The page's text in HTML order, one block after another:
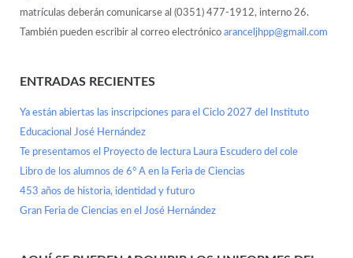
matrículas deberán comunicarse al (0351) 477-1912, interno 26.
También pueden escribir al correo electrónico aranceljhpp@gmail.com
ENTRADAS RECIENTES
Ya están abiertas las inscripciones para el Ciclo 2027 del Instituto
Educacional José Hernández
Te presentamos el Proyecto de lectura Laura Escudero del cole
Libro de los alumnos de 6° A en la Feria de Ciencias
453 años de historia, identidad y futuro
Gran Feria de Ciencias en el José Hernández